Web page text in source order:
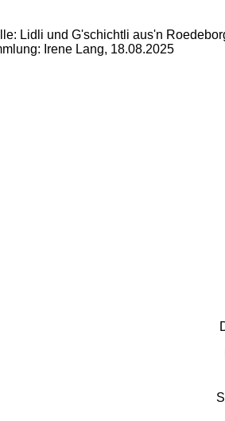
Lidli und G'schichtli aus'n
Irene Lang, 18.08.2025